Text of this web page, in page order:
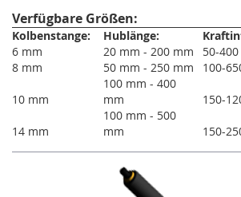
Verfügbare Größen:
Kolbenstange: Hublänge:
6 mm
20 mm - 200 mm
50-
8 mm
50 mm - 250 mm 100-
10 mm
100 mm - 400
mm
150-
14 mm
100 mm - 500
mm
150-